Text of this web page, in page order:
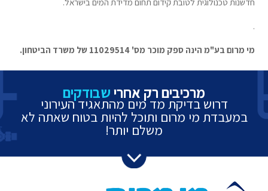
.
מי מרום בע"מ הינה ספק מוכר מס' 11029514 של משרד הביטחון.
מרכיבים רק אחרישבודקים
דרוש בדיקת מד מים מהתאגיד העירוני
במעבדת מי מרום ותוכל להיות בטוח שאתה לא
משלם יותר!